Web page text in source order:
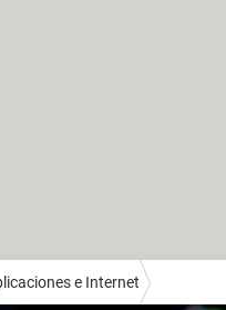
e Internet